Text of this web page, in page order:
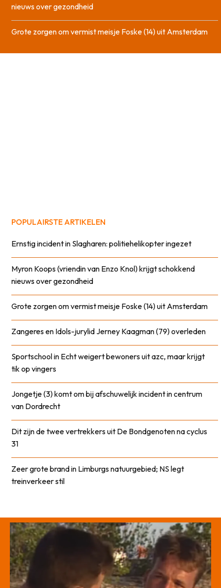
nieuws over gezondheid
Grote zorgen om vermist meisje Foske (14) uit Amsterdam
POPULAIRSTE ARTIKELEN
Ernstig incident in Slagharen: politiehelikopter ingezet
Myron Koops (vriendin van Enzo Knol) krijgt schokkend
nieuws over gezondheid
Grote zorgen om vermist meisje Foske (14) uit Amsterdam
Zangeres en Idols-jurylid Jerney Kaagman (79) overleden
Sportschool in Echt weigert bewoners uit azc, maar krijgt
tik op vingers
Jongetje (3) komt om bij afschuwelijk incident in centrum
van Dordrecht
Dit zijn de twee vertrekkers uit De Bondgenoten na cyclus
31
Zeer grote brand in Limburgs natuurgebied; NS legt
treinverkeer stil